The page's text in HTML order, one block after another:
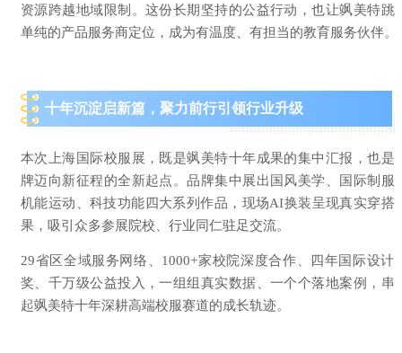
资源跨越地域限制。这份长期坚持的公益行动，也让飒美特跳
单纯的产品服务商定位，成为有温度、有担当的教育服务伙伴。
十年沉淀启新篇，聚力前行引领行业升级
本次上海国际校服展 ，既是飒美特十年成果的集中汇报，也是
牌迈向新征程的全新起点。品牌集中展出国风美学、国际制服
机能运动 、科技功能四大系列作品，现场AI换装呈现真实穿搭
果，吸引众多参展院校、行业同仁驻足交流。
29省区全域服务网络、1000+家校院深度合作、四年国际设计
奖、千万级公益投入，一组组真实数据、一个个落地案例，串
起飒美特十年深耕高端校服赛道的成长轨迹。